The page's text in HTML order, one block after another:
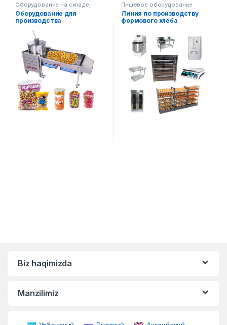
Оборудование на складе
Пищевое оборудование
Оборудование для
производства
(карамельного) попкорна
Пищевое оборудование
Линия по производству
формового хлеба
Biz haqimizda
Manzilimiz